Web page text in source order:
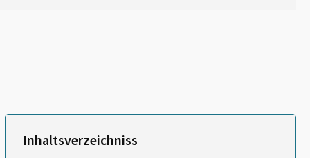
Inhaltsverzeichniss